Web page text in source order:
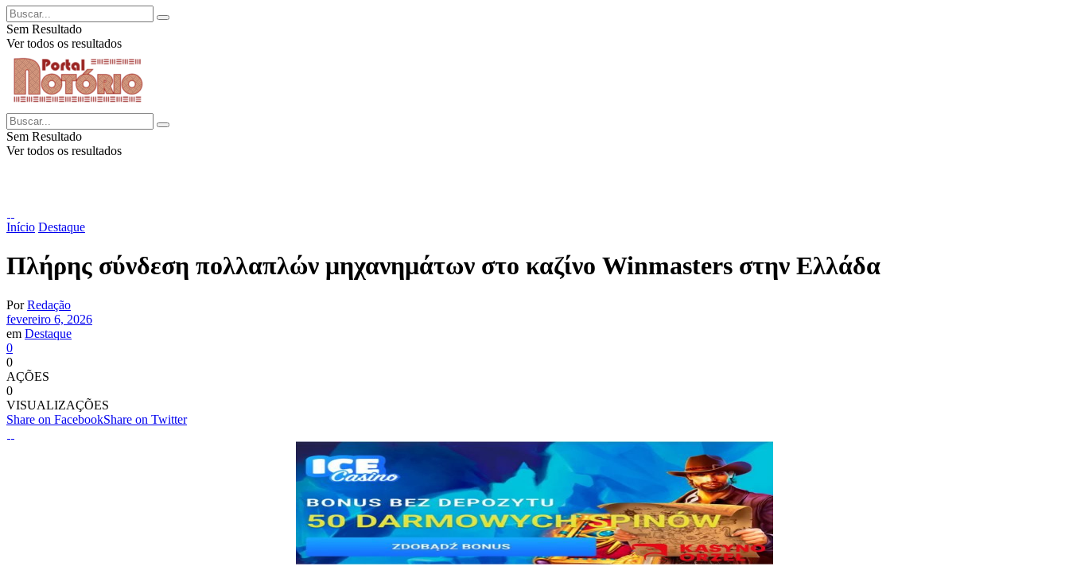
Sem Resultado
Ver todos os resultados
Sem Resultado
Ver todos os resultados
Início Destaque
Πλήρης σύνδεση πολλαπλών μηχανημάτων στο καζίνο Winmasters στην Ελλάδα
Por Redação
fevereiro 6, 2026
em Destaque
0
0
AÇÕES
0
VISUALIZAÇÕES
Share on FacebookShare on Twitter